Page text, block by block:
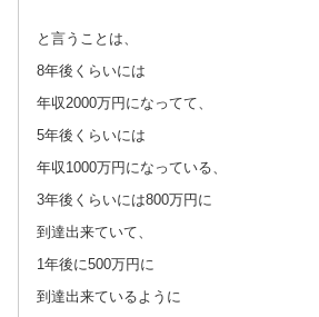
と言うことは、
8年後くらいには
年収2000万円になってて、
5年後くらいには
年収1000万円になっている、
3年後くらいには800万円に
到達出来ていて、
1年後に500万円に
到達出来ているように